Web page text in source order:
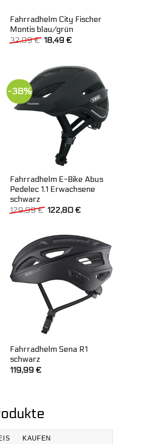
Fahrradhelm City Fischer
Montis blau/grün
32,99€ Ursprünglicher
Preis
18,49€Aktueller
-38%
Fahrradhelm E-Bike Abus
Pedelec 1.1 Erwachsene
schwarz
129,99€ Ursprünglicher
Preis
122,80€Aktueller
Fahrradhelm Sena R1
schwarz
119,99 €
KAUFEN